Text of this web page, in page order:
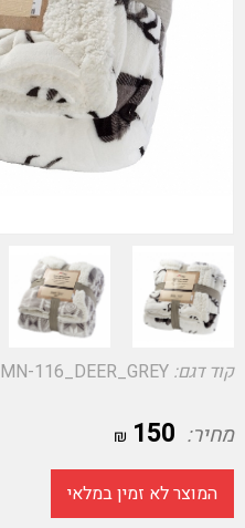
קוד דגם: MN-116_DEER_GREY
מחיר: 150
₪
המוצר לא זמין במלאי